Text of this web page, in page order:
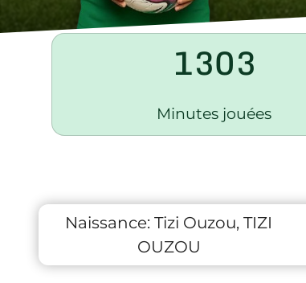
1303
Minutes jouées
Naissance: Tizi Ouzou, TIZI
OUZOU